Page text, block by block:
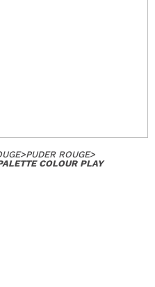
>PUDER ROUGE>
COLOUR PLAY